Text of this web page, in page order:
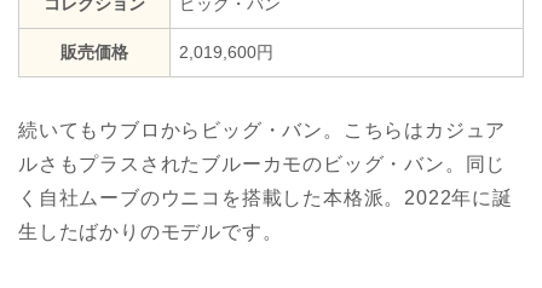
販売価格 2,019,600円
続いてもウブロからビッグ・バン。こちらはカジュア
ルさもプラスされたブルーカモのビッグ・バン。同じ
く自社ムーブのウニコを搭載した本格派。2022年に誕
生したばかりのモデルです。